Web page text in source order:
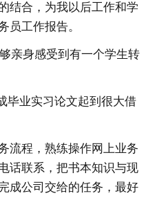
结合，为我以后工作和学
员工作报告。
亲身感受到有一个学生转
毕业实习论文起到很大借
流程，熟练操作网上业务
话联系，把书本知识与现
成公司交给的任务，最好